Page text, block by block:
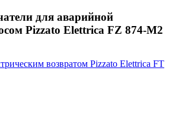
для аварийной
Pizzato Elettrica FZ 874-M2